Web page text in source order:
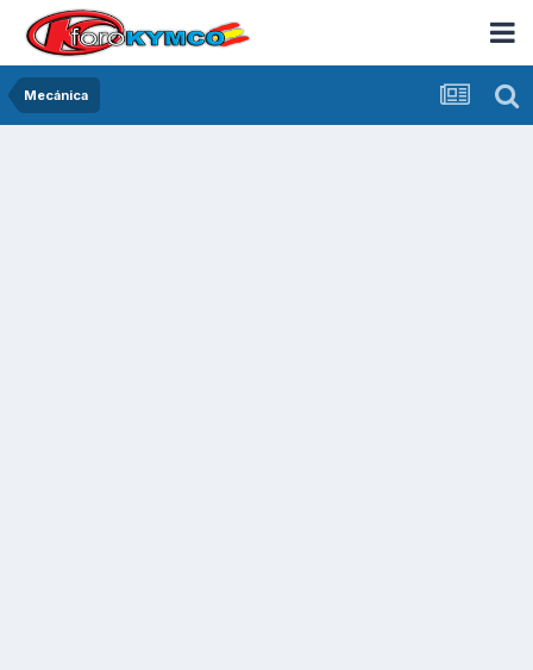
Mecánica